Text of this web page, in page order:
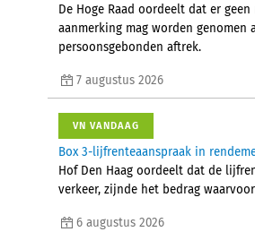
De Hoge Raad oordeelt dat er
aanmerking mag worden
persoonsgebonden aftrek.
7 augustus 2026
VN VANDAAG
Box 3-lijfrenteaanspraak in
Hof Den Haag oordeelt dat de
verkeer, zijnde het bedrag
6 augustus 2026